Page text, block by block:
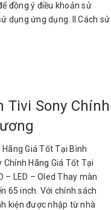
đồng ý điều khoản sử
dụng ứng dụng. II.Cách sử
Tivi Sony Chính
Giá Tốt Tại Bình
Chính Hãng Giá Tốt Tại
– LED – Oled Thay màn
65 inch. Với chính sách
kiện được nhập từ nhà